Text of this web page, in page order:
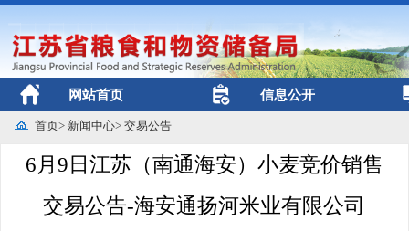
网站首页 信息公开
首页> 新闻中心> 交易公告
6月9日江苏（南通海安）小麦竞价销售
交易公告-海安通扬河米业有限公司